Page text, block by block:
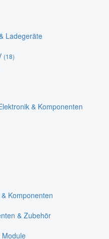
Ladegeräte
(18)
& Komponenten
Komponenten
& Zubehör
Module